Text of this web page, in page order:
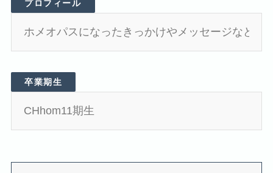
プロフィール
卒業期生